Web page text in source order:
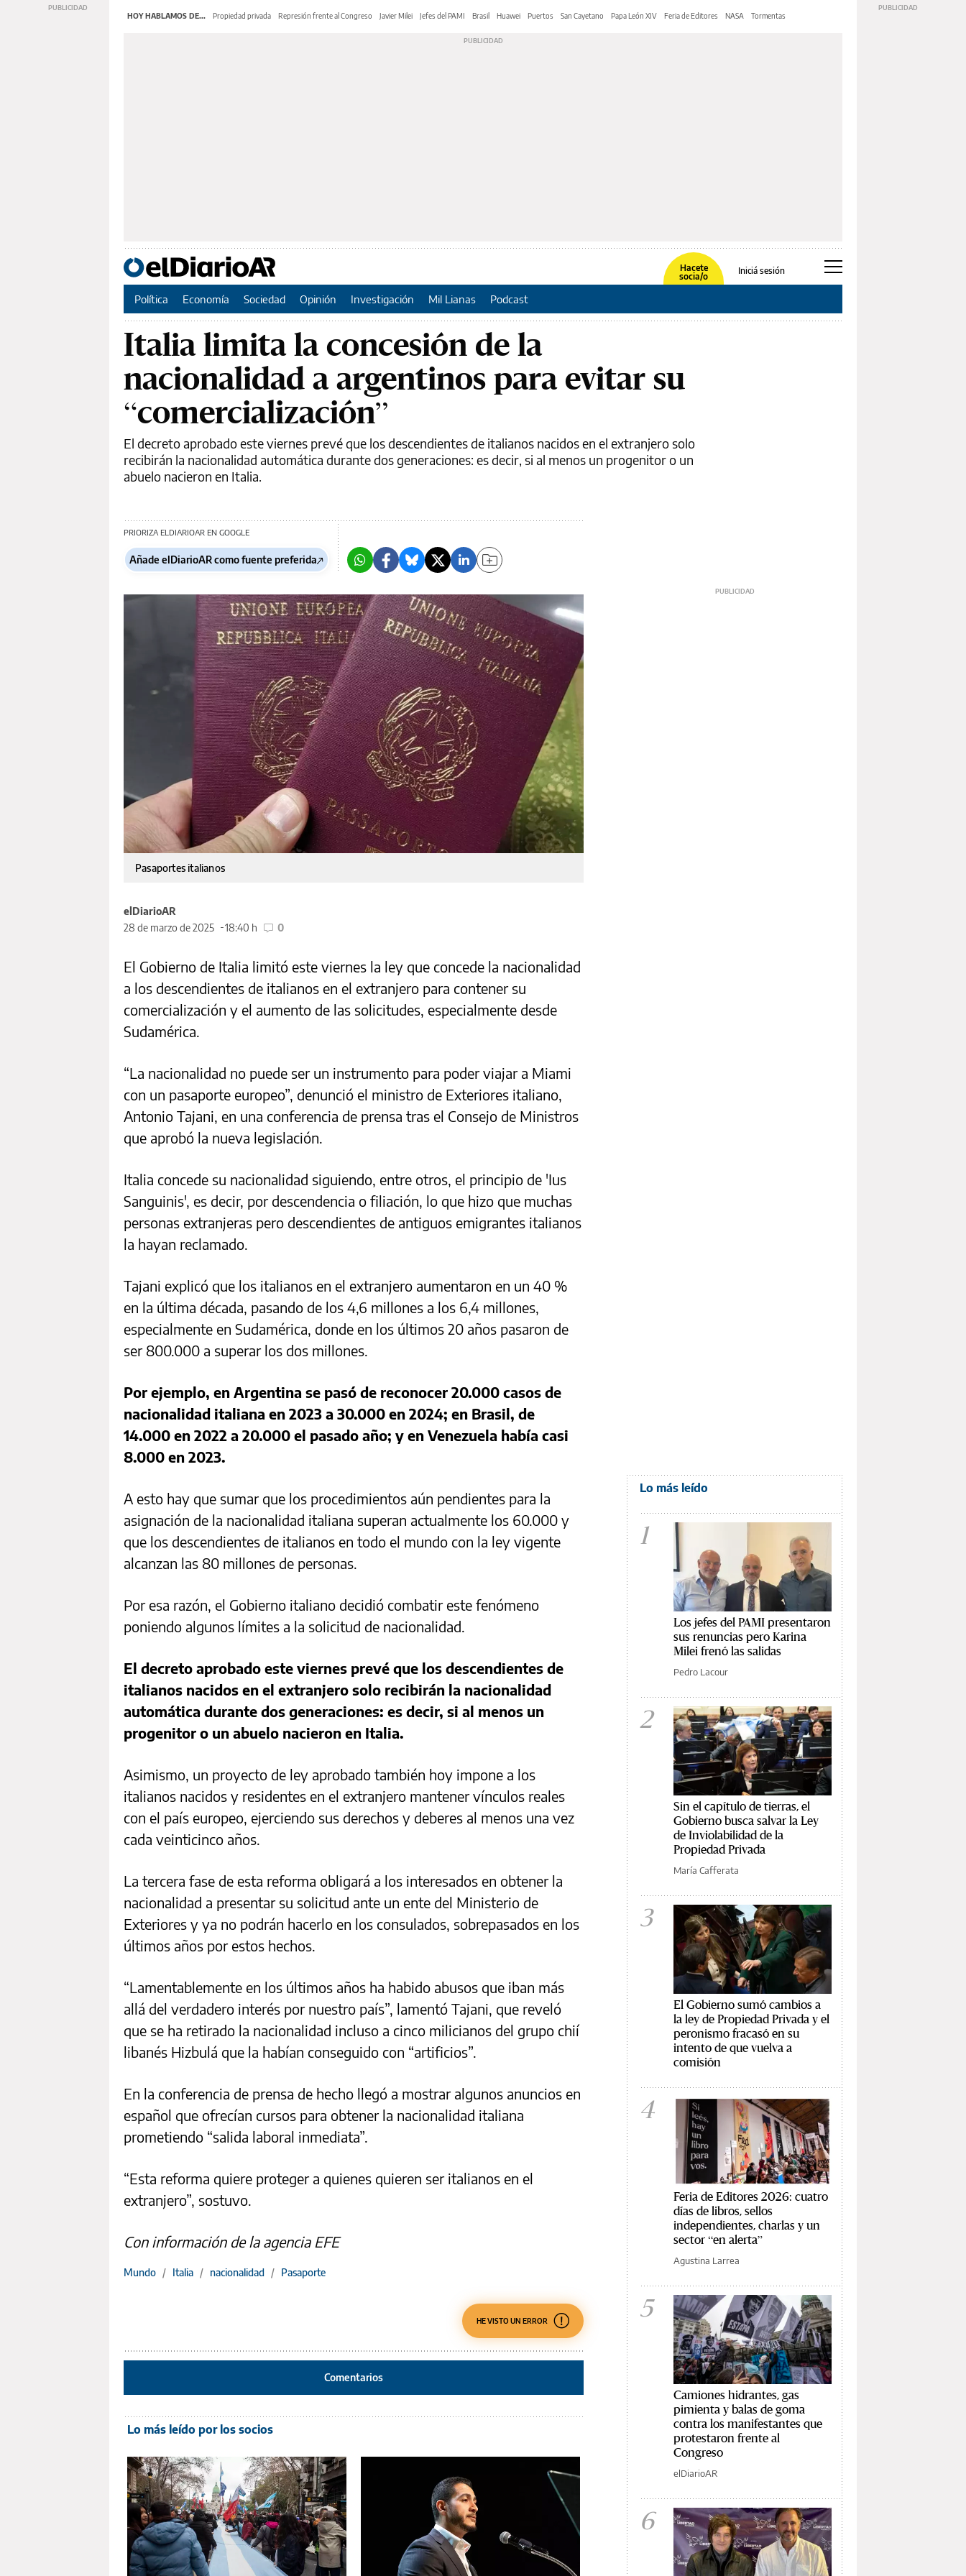
HOY HABLAMOS DE... Propiedad privada Represión frente al Congreso Javier Milei Jefes del PAMI Brasil Huawei Puertos San Cayetano Papa León XIV Feria de Editores NASA Tormentas
Hacete
socia/o
Iniciá sesión
Política Economía Sociedad Opinión Investigación Mil Lianas Podcast
Italia limita la concesión de la
nacionalidad a argentinos para evitar su
“comercialización”
El decreto aprobado este viernes prevé que los descendientes de italianos nacidos en el extranjero solo
recibirán la nacionalidad automática durante dos generaciones: es decir, si al menos un progenitor o un
abuelo nacieron en Italia.
PRIORIZA ELDIARIOAR EN GOOGLE
Añade elDiarioAR como fuente preferida
Pasaportes italianos
elDiarioAR
28 de marzo de 2025
18:40 h 0
El Gobierno de Italia limitó este viernes la ley que concede la nacionalidad
a los descendientes de italianos en el extranjero para contener su
comercialización y el aumento de las solicitudes, especialmente desde
Sudamérica.
“La nacionalidad no puede ser un instrumento para poder viajar a Miami
con un pasaporte europeo”, denunció el ministro de Exteriores italiano,
Antonio Tajani, en una conferencia de prensa tras el Consejo de Ministros
que aprobó la nueva legislación.
Italia concede su nacionalidad siguiendo, entre otros, el principio de 'Ius
Sanguinis', es decir, por descendencia o filiación, lo que hizo que muchas
personas extranjeras pero descendientes de antiguos emigrantes italianos
la hayan reclamado.
Tajani explicó que los italianos en el extranjero aumentaron en un 40 %
en la última década, pasando de los 4,6 millones a los 6,4 millones,
especialmente en Sudamérica, donde en los últimos 20 años pasaron de
ser 800.000 a superar los dos millones.
Por ejemplo, en Argentina se pasó de reconocer 20.000 casos de
nacionalidad italiana en 2023 a 30.000 en 2024; en Brasil, de
14.000 en 2022 a 20.000 el pasado año; y en Venezuela había casi
8.000 en 2023.
A esto hay que sumar que los procedimientos aún pendientes para la
asignación de la nacionalidad italiana superan actualmente los 60.000 y
que los descendientes de italianos en todo el mundo con la ley vigente
alcanzan las 80 millones de personas.
Por esa razón, el Gobierno italiano decidió combatir este fenómeno
poniendo algunos límites a la solicitud de nacionalidad.
El decreto aprobado este viernes prevé que los descendientes de
italianos nacidos en el extranjero solo recibirán la nacionalidad
automática durante dos generaciones: es decir, si al menos un
progenitor o un abuelo nacieron en Italia.
Asimismo, un proyecto de ley aprobado también hoy impone a los
italianos nacidos y residentes en el extranjero mantener vínculos reales
con el país europeo, ejerciendo sus derechos y deberes al menos una vez
cada veinticinco años.
La tercera fase de esta reforma obligará a los interesados en obtener la
nacionalidad a presentar su solicitud ante un ente del Ministerio de
Exteriores y ya no podrán hacerlo en los consulados, sobrepasados en los
últimos años por estos hechos.
“Lamentablemente en los últimos años ha habido abusos que iban más
allá del verdadero interés por nuestro país”, lamentó Tajani, que reveló
que se ha retirado la nacionalidad incluso a cinco milicianos del grupo chií
libanés Hizbulá que la habían conseguido con “artificios”.
En la conferencia de prensa de hecho llegó a mostrar algunos anuncios en
español que ofrecían cursos para obtener la nacionalidad italiana
prometiendo “salida laboral inmediata”.
“Esta reforma quiere proteger a quienes quieren ser italianos en el
extranjero”, sostuvo.
Con información de la agencia EFE
Mundo / Italia / nacionalidad / Pasaporte
HE VISTO UN ERROR
Comentarios
Lo más leído por los socios
Lo más leído
1
Los jefes del PAMI presentaron
sus renuncias pero Karina
Milei frenó las salidas
Pedro Lacour
2
Sin el capítulo de tierras, el
Gobierno busca salvar la Ley
de Inviolabilidad de la
Propiedad Privada
María Cafferata
3
El Gobierno sumó cambios a
la ley de Propiedad Privada y el
peronismo fracasó en su
intento de que vuelva a
comisión
4
Feria de Editores 2026: cuatro
días de libros, sellos
independientes, charlas y un
sector “en alerta”
Agustina Larrea
5
Camiones hidrantes, gas
pimienta y balas de goma
contra los manifestantes que
protestaron frente al
Congreso
elDiarioAR
6